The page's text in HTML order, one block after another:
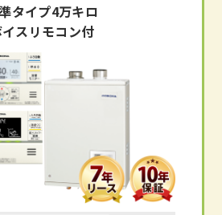
タイプ4万キロ
スリモコン付